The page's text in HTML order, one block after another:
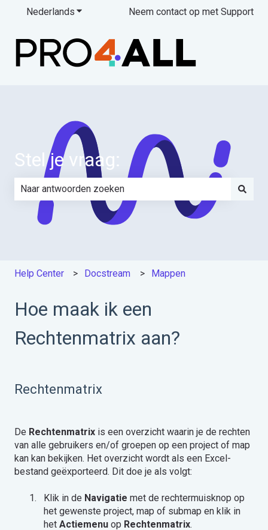
Nederlands Submenu tonen voor vertalingen
Neem contact op met Support
Stel je vraag:
Er zijn geen suggesties want het zoekveld is leeg.
Help Center Docstream Mappen
Hoe maak ik een
Rechtenmatrix aan?
Rechtenmatrix
De Rechtenmatrix is een overzicht waarin je de rechten
van alle gebruikers en/of groepen op een project of map
kan kan bekijken. Het overzicht wordt als een Excel-
bestand geëxporteerd. Dit doe je als volgt:
Klik in de Navigatie met de rechtermuisknop op
het gewenste project, map of submap en klik in
het Actiemenu op Rechtenmatrix.